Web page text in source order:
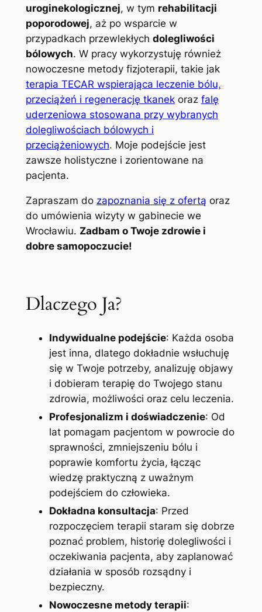
uroginekologicznej, w tym rehabilitacji
poporodowej, aż po wsparcie w
przypadkach przewlekłych dolegliwości
bólowych. W pracy wykorzystuję również
nowoczesne metody fizjoterapii, takie jak
terapia TECAR wspierająca leczenie bólu,
przeciążeń i regenerację tkanekoraz falę
uderzeniowa stosowana przy wybranych
dolegliwościach bólowych i
przeciążeniowych. Moje podejście jest
zawsze holistyczne i zorientowane na
pacjenta.
Zapraszam do zapoznania się z ofertą oraz
do umówienia wizyty w gabinecie we
Wrocławiu. Zadbam o Twoje zdrowie i
dobre samopoczucie!
Dlaczego Ja?
Indywidualne podejście: Każda osoba
jest inna, dlatego dokładnie wsłuchuję
się w Twoje potrzeby, analizuję objawy
i dobieram terapię do Twojego stanu
zdrowia, możliwości oraz celu leczenia.
Profesjonalizm i doświadczenie: Od
lat pomagam pacjentom w powrocie do
sprawności, zmniejszeniu bólu i
poprawie komfortu życia, łącząc
wiedzę praktyczną z uważnym
podejściem do człowieka.
Dokładna konsultacja: Przed
rozpoczęciem terapii staram się dobrze
poznać problem, historię dolegliwości i
oczekiwania pacjenta, aby zaplanować
działania w sposób rozsądny i
bezpieczny.
Nowoczesne metody terapii: